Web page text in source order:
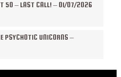
50 – LAST CALL! – 01/07/2026
PSYCHOTIC UNICORNS –